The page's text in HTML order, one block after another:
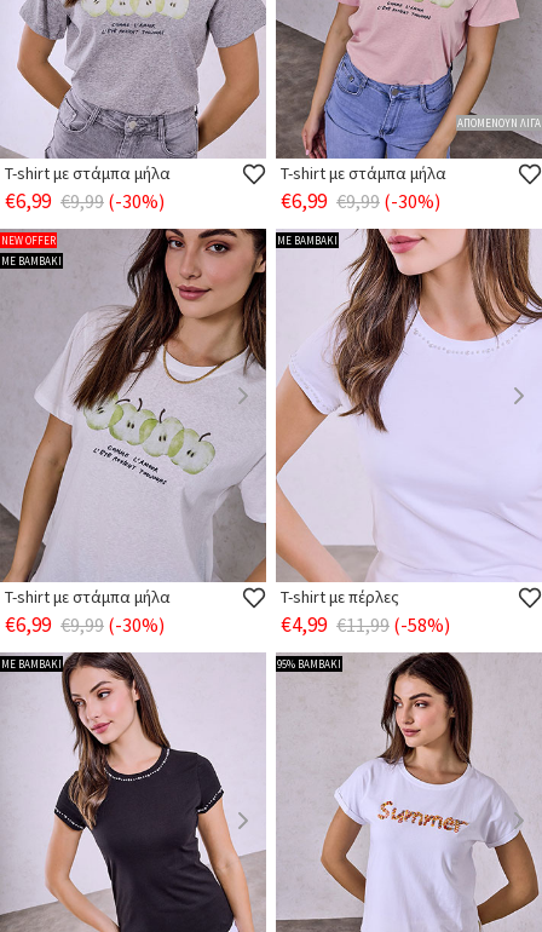
T-shirt με στάμπα μήλα
€6,99 €9,99 (-30%)
ΑΠΟΜΕΝΟΥΝ ΛΙΓΑ
T-shirt με στάμπα μήλα
€6,99 €9,99 (-30%)
NEW OFFER
ΜΕ ΒΑΜΒΑΚΙ
T-shirt με στάμπα μήλα
€6,99 €9,99 (-30%)
ΜΕ ΒΑΜΒΑΚΙ
T-shirt με πέρλες
€4,99 €11,99 (-58%)
ΜΕ ΒΑΜΒΑΚΙ 95% ΒΑΜΒΑΚΙ